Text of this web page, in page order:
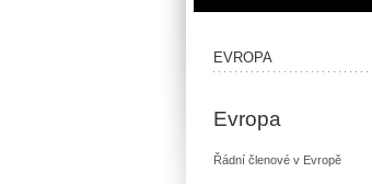
EVROPA
Evropa
Řádní členové v Evropě